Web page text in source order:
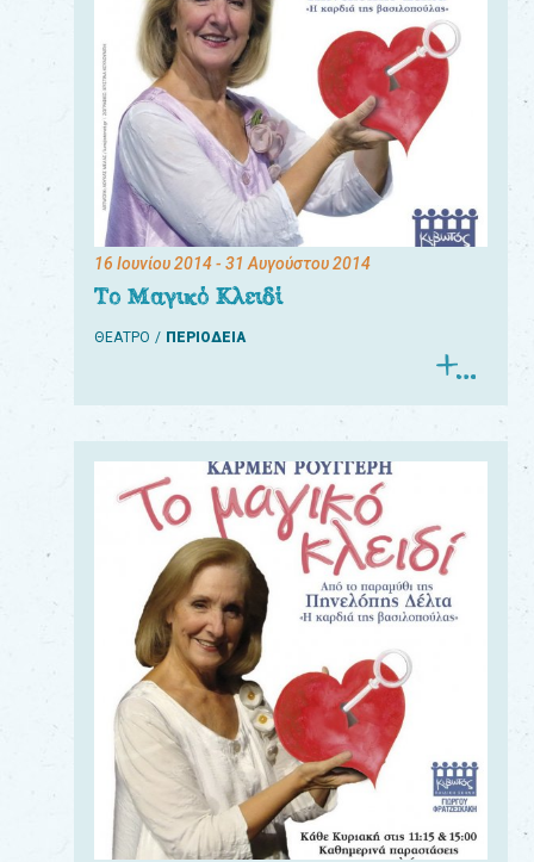
16 Ιουνίου 2014- 31 Αυγούστου 2014
Το Μαγικό Κλειδί
ΘΕΑΤΡΟ ΠΕΡΙΟΔΕΙΑ